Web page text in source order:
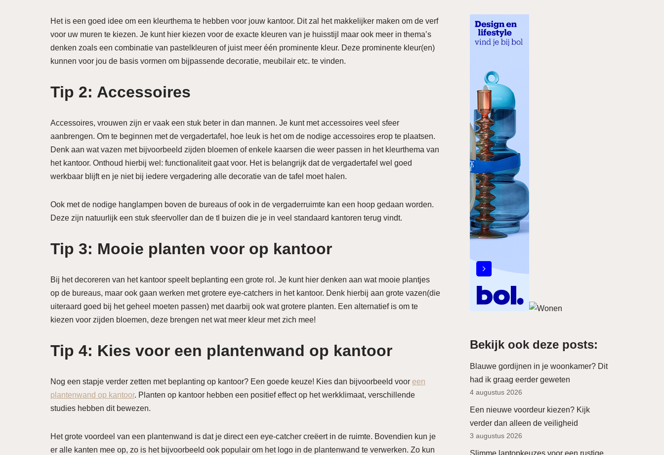
Het is een goed idee om een kleurthema te hebben voor jouw kantoor. Dit zal het makkelijker maken om de verf
voor uw muren te kiezen. Je kunt hier kiezen voor de exacte kleuren van je huisstijl maar ook meer in thema’s
denken zoals een combinatie van pastelkleuren of juist meer één prominente kleur. Deze prominente kleur(en)
kunnen voor jou de basis vormen om bijpassende decoratie, meubilair etc. te vinden.
Tip 2: Accessoires
Accessoires, vrouwen zijn er vaak een stuk beter in dan mannen. Je kunt met accessoires veel sfeer
aanbrengen. Om te beginnen met de vergadertafel, hoe leuk is het om de nodige accessoires erop te plaatsen.
Denk aan wat vazen met bijvoorbeeld zijden bloemen of enkele kaarsen die weer passen in het kleurthema van
het kantoor. Onthoud hierbij wel: functionaliteit gaat voor. Het is belangrijk dat de vergadertafel wel goed
werkbaar blijft en je niet bij iedere vergadering alle decoratie van de tafel moet halen.
Ook met de nodige hanglampen boven de bureaus of ook in de vergaderruimte kan een hoop gedaan worden.
Deze zijn natuurlijk een stuk sfeervoller dan de tl buizen die je in veel standaard kantoren terug vindt.
Tip 3: Mooie planten voor op kantoor
Bij het decoreren van het kantoor speelt beplanting een grote rol. Je kunt hier denken aan wat mooie plantjes
op de bureaus, maar ook gaan werken met grotere eye-catchers in het kantoor. Denk hierbij aan grote vazen(die
uiteraard goed bij het geheel moeten passen) met daarbij ook wat grotere planten. Een alternatief is om te
kiezen voor zijden bloemen, deze brengen net wat meer kleur met zich mee!
Tip 4: Kies voor een plantenwand op kantoor
Nog een stapje verder zetten met beplanting op kantoor? Een goede keuze! Kies dan bijvoorbeeld voor een
plantenwand op kantoor. Planten op kantoor hebben een positief effect op het werkklimaat, verschillende
studies hebben dit bewezen.
Het grote voordeel van een plantenwand is dat je direct een eye-catcher creëert in de ruimte. Bovendien kun je
er alle kanten mee op, zo is het bijvoorbeeld ook populair om het logo in de plantenwand te verwerken. Zo kun
Bekijk ook deze posts:
Blauwe gordijnen in je woonkamer? Dit
had ik graag eerder geweten
4 augustus 2026
Een nieuwe voordeur kiezen? Kijk
verder dan alleen de veiligheid
3 augustus 2026
Slimme laptopkeuzes voor een rustige